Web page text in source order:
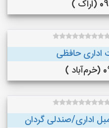
)
اداری حافظی
)
اداری/صندلی گردان